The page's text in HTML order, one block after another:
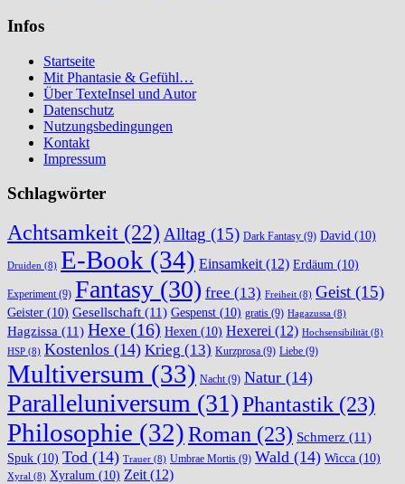
Infos
Startseite
Mit Phantasie & Gefühl…
Über TexteInsel und Autor
Datenschutz
Nutzungsbedingungen
Kontakt
Impressum
Schlagwörter
Achtsamkeit (22) Alltag (15) Dark Fantasy (9) David (10)
Druiden (8) E-Book (34) Einsamkeit (12) Erdäum (10)
Experiment(9) Fantasy (30) free (13) Freiheit (8) Geist (15)
Geister (10) Gesellschaft (11) Gespenst (10) gratis (9) Hagazussa (8)
Hagzissa (11) Hexe (16) Hexen (10) Hexerei (12) Hochsensibilität (8)
HSP (8) Kostenlos (14) Krieg (13) Kurzprosa (9) Liebe (9)
Multiversum (33) Nacht(9) Natur (14)
Paralleluniversum (31)Phantastik (23)
Philosophie (32)Roman (23) Schmerz (11)
Spuk (10) Tod (14) Trauer (8) Umbrae Mortis (9) Wald (14) Wicca (10)
Xyral (8) Xyralum (10) Zeit (12)